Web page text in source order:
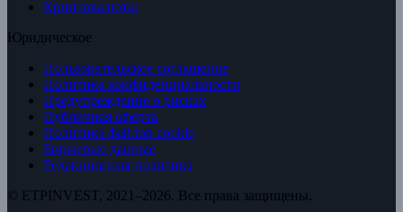
Криптовалюты
Юридическое
Пользовательское соглашение
Политика конфиденциальности
Предупреждение о рисках
Публичная оферта
Политика файлов cookie
Биржевые данные
Редакционная политика
© ETPINVEST, 2021–2026. Все права защищены.